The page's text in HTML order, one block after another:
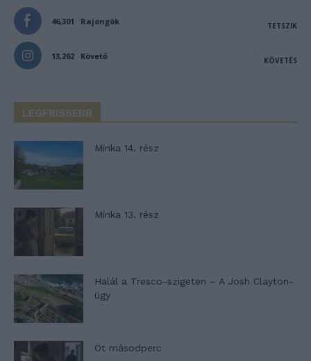
46,301 Rajongók TETSZIK
13,262 Követő KÖVETÉS
LEGFRISSEBB
Minka 14. rész
Minka 13. rész
Halál a Tresco-szigeten – A Josh Clayton-
ügy
Öt másodperc